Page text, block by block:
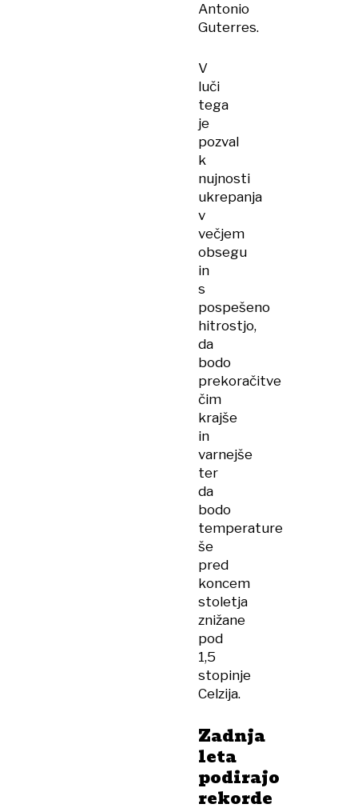
Antonio
Guterres.
V
luči
tega
je
pozval
k
nujnosti
ukrepanja
v
večjem
obsegu
in
s
pospešeno
hitrostjo,
da
bodo
prekoračitve
čim
krajše
in
varnejše
ter
da
bodo
temperature
še
pred
koncem
stoletja
znižane
pod
1,5
stopinje
Celzija.
Zadnja
leta
podirajo
rekorde